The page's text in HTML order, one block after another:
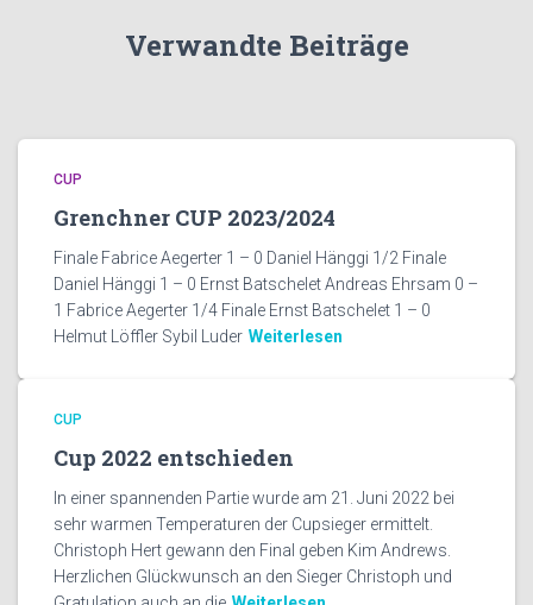
Verwandte Beiträge
CUP
Grenchner CUP 2023/2024
Finale Fabrice Aegerter 1 – 0 Daniel Hänggi 1/2 Finale
Daniel Hänggi 1 – 0 Ernst Batschelet Andreas Ehrsam 0 –
1 Fabrice Aegerter 1/4 Finale Ernst Batschelet 1 – 0
Helmut Löffler Sybil Luder Weiterlesen
CUP
Cup 2022 entschieden
In einer spannenden Partie wurde am 21. Juni 2022 bei
sehr warmen Temperaturen der Cupsieger ermittelt.
Christoph Hert gewann den Final geben Kim Andrews.
Herzlichen Glückwunsch an den Sieger Christoph und